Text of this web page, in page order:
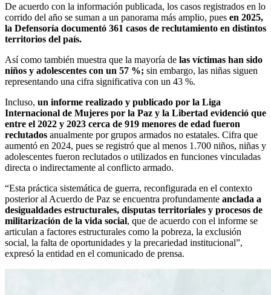
De acuerdo con la información publicada, los casos registrados en lo
corrido del año se suman a un panorama más amplio, pues en 2025,
la Defensoría documentó 361 casos de reclutamiento en distintos
territorios del país.
Así como también muestra que la mayoría de las víctimas han sido
niños y adolescentes con un 57 %; sin embargo, las niñas siguen
representando una cifra significativa con un 43 %.
Incluso, un informe realizado y publicado por la Liga
Internacional de Mujeres por la Paz y la Libertad evidenció que
entre el 2022 y 2023 cerca de 919 menores de edad fueron
reclutados anualmente por grupos armados no estatales. Cifra que
aumentó en 2024, pues se registró que al menos 1.700 niños, niñas y
adolescentes fueron reclutados o utilizados en funciones vinculadas
directa o indirectamente al conflicto armado.
“Esta práctica sistemática de guerra, reconfigurada en el contexto
posterior al Acuerdo de Paz se encuentra profundamente anclada a
desigualdades estructurales, disputas territoriales y procesos de
militarización de la vida social, que de acuerdo con el informe se
articulan a factores estructurales como la pobreza, la exclusión
social, la falta de oportunidades y la precariedad institucional”,
expresó la entidad en el comunicado de prensa.